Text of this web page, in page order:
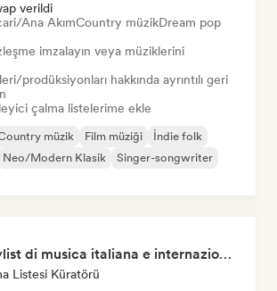
verildi
Ana AkımCountry müzikDream pop
imzalayın veya müziklerini
prodüksiyonları hakkında ayrıntılı geri
çalma listelerime ekle
müzik Film müziği
İndie folk
Neo/Modern Klasik
Singer-songwriter
Playlist di musica italiana e internazionale
Listesi Küratörü